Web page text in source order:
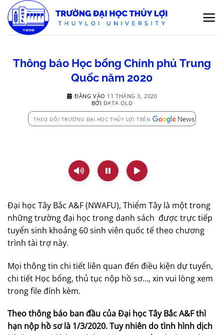
qua
nội
Thông báo Học bổng Chính phủ Trung
Quốc năm 2020
ĐĂNG VÀO 11 THÁNG 3, 2020
BỞI DATA OLD
THEO DÕI TRƯỜNG ĐẠI HỌC THỦY LỢI TRÊN
Đại học Tây Bắc A&F (NWAFU), Thiểm Tây là một trong
những trường đại học trong danh sách được trực tiếp
tuyển sinh khoảng 60 sinh viên quốc tế theo chương
trình tài trợ này.
Mọi thông tin chi tiết liên quan đến điều kiện dự tuyển,
chi tiết Học bổng, thủ tục nộp hồ sơ…, xin vui lòng xem
trong file đính kèm.
Theo thông báo ban đầu của Đại học Tây Bắc A&F thì
hạn nộp hồ sơ là 1/3/2020. Tuy nhiên do tình hình dịch